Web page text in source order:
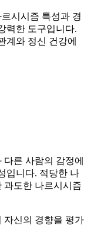
시시즘 특성과 경
력한 도구입니다.
계와 정신 건강에
른 사람의 감정에
입니다. 적당한 나
과도한 나르시시즘
자신의 경향을 평가